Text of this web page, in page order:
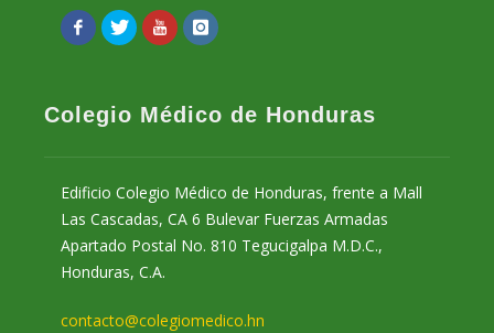
Colegio Médico de Honduras
Edificio Colegio Médico de Honduras, frente a Mall
Las Cascadas, CA 6 Bulevar Fuerzas Armadas
Apartado Postal No. 810 Tegucigalpa M.D.C.,
Honduras, C.A.
contacto@colegiomedico.hn